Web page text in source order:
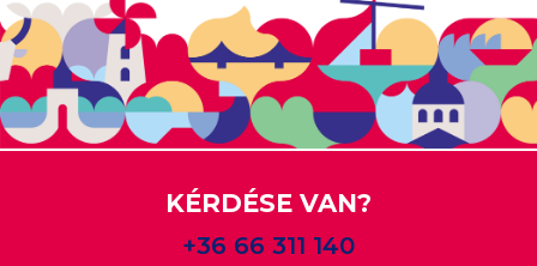
KÉRDÉSE VAN?
+36 66 311 140